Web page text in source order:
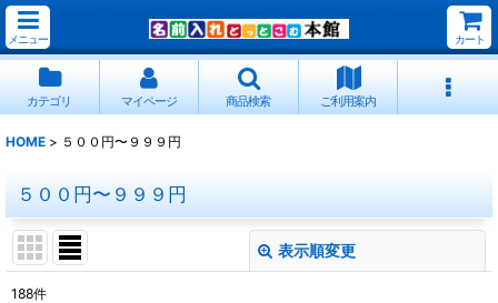
メニュー カート
カテゴリ マイページ 商品検索 ご利用案内
HOME > ５００円〜９９９円
５００円〜９９９円
表示順変更
188件